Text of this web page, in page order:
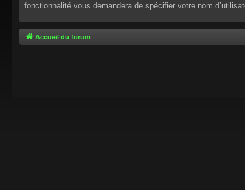
fonctionnalité vous demandera de spécifier votre nom
Accueil du forum